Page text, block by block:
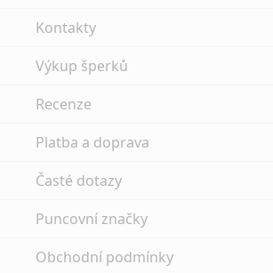
Kontakty
Výkup šperků
Recenze
Platba a doprava
Časté dotazy
Puncovní značky
Obchodní podmínky